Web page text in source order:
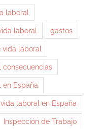
laboral
laboral gastos
vida laboral
consecuencias
España
laboral en España
Inspección de Trabajo